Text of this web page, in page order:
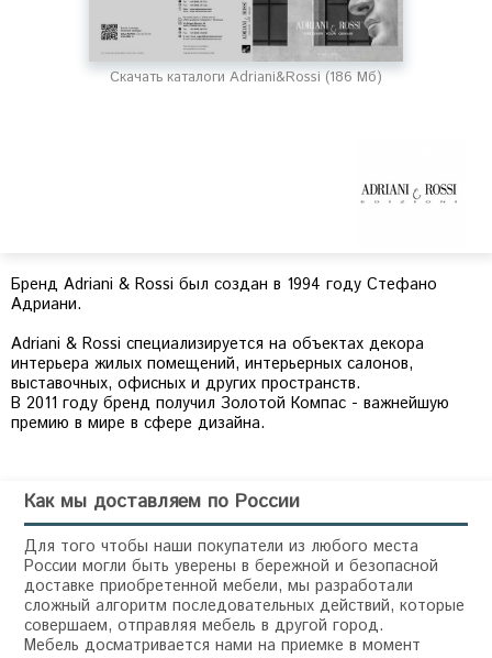
Скачать каталоги Adriani&Rossi (186 Мб)
Бренд Adriani & Rossi был создан в 1994 году Стефано
Адриани.
Adriani & Rossi специализируется на объектах декора
интерьера жилых помещений, интерьерных салонов,
выставочных, офисных и других пространств.
В 2011 году бренд получил Золотой Компас - важнейшую
премию в мире в сфере дизайна.
Как мы доставляем по России
Для того чтобы наши покупатели из любого места
России могли быть уверены в бережной и безопасной
доставке приобретенной мебели, мы разработали
сложный алгоритм последовательных действий, которые
совершаем, отправляя мебель в другой город.
Мебель досматривается нами на приемке в момент